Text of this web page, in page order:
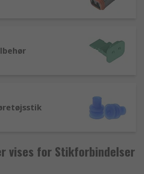
vises for Stikforbindelser